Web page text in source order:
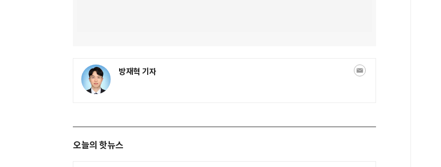
방재혁 기자
오늘의 핫뉴스